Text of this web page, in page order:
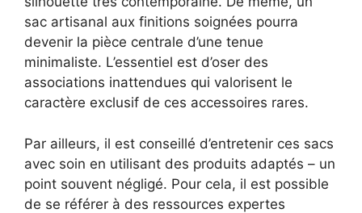
sac artisanal aux finitions soignées pourra
devenir la pièce centrale d’une tenue
minimaliste. L’essentiel est d’oser des
associations inattendues qui valorisent le
caractère exclusif de ces accessoires rares.
Par ailleurs, il est conseillé d’entretenir ces sacs
avec soin en utilisant des produits adaptés – un
point souvent négligé. Pour cela, il est possible
de se référer à des ressources expertes